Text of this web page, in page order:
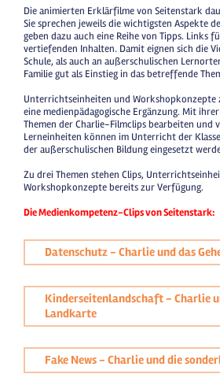
Die animierten Erklärfilme von Seitenstark
Sie sprechen jeweils die wichtigsten Aspekte
geben dazu auch eine Reihe von Tipps. Links
vertiefenden Inhalten. Damit eignen sich die
Schule, als auch an außerschulischen
Familie gut als Einstieg in das betreffende
Unterrichtseinheiten und Workshopkonzepte
eine medienpädagogische Ergänzung. Mit
Themen der Charlie-Filmclips bearbeiten und
Lerneinheiten können im Unterricht der
der außerschulischen Bildung eingesetzt
Zu drei Themen stehen Clips,
Workshopkonzepte bereits zur Verfügung.
Die Medienkompetenz-Clips von Seitenstark:
Datenschutz - Charlie und das
Kinderseitenlandschaft - Charlie
Landkarte
Fake News - Charlie und die